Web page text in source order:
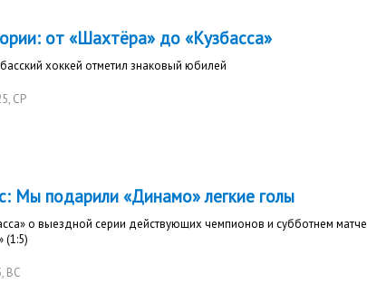
от «Шахтёра» до «Кузбасса»
хоккей отметил знаковый юбилей
, СР
Мы подарили «Динамо» легкие голы
о выездной серии действующих чемпионов и субботнем матче
(1:5)
, ВС